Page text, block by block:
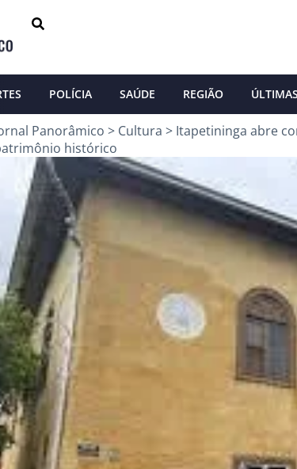
POLÍCIA SAÚDE REGIÃO
Panorâmico > Cultura > Itapetininga abre
histórico